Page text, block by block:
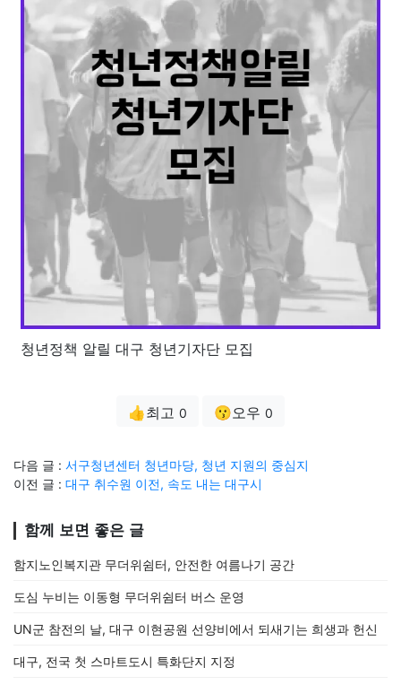
청년정책 알릴 대구 청년기자단 모집
👍최고 0 😗오우 0
다음 글 : 서구청년센터 청년마당, 청년 지원의 중심지
이전 글 : 대구 취수원 이전, 속도 내는 대구시
함께 보면 좋은 글
함지노인복지관 무더위쉼터, 안전한 여름나기 공간
도심 누비는 이동형 무더위쉼터 버스 운영
UN군 참전의 날, 대구 이현공원 선양비에서 되새기는 희생과 헌신
대구, 전국 첫 스마트도시 특화단지 지정